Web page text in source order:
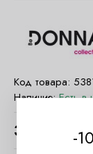
Код товара:
Наличие:Есть в
3550 -